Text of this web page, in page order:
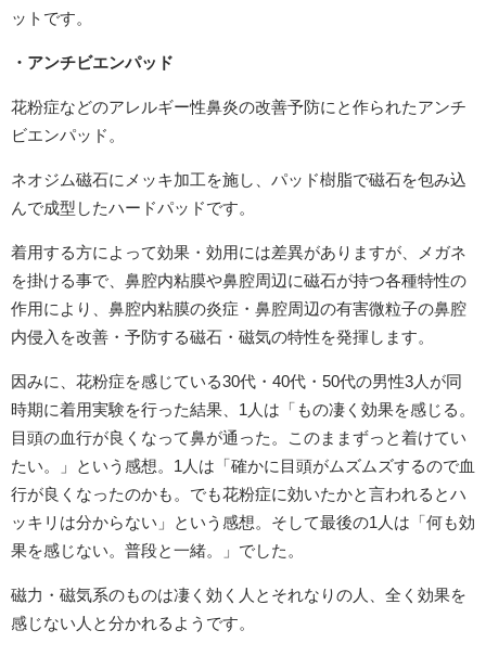
ットです。
・アンチビエンパッド
花粉症などのアレルギー性鼻炎の改善予防にと作られたアンチ
ビエンパッド。
ネオジム磁石にメッキ加工を施し、パッド樹脂で磁石を包み込
んで成型したハードパッドです。
着用する方によって効果・効用には差異がありますが、メガネ
を掛ける事で、鼻腔内粘膜や鼻腔周辺に磁石が持つ各種特性の
作用により、鼻腔内粘膜の炎症・鼻腔周辺の有害微粒子の鼻腔
内侵入を改善・予防する磁石・磁気の特性を発揮します。
因みに、花粉症を感じている30代・40代・50代の男性3人が同
時期に着用実験を行った結果、1人は「もの凄く効果を感じる。
目頭の血行が良くなって鼻が通った。このままずっと着けてい
たい。」という感想。1人は「確かに目頭がムズムズするので血
行が良くなったのかも。でも花粉症に効いたかと言われるとハ
ッキリは分からない」という感想。そして最後の1人は「何も効
果を感じない。普段と一緒。」でした。
磁力・磁気系のものは凄く効く人とそれなりの人、全く効果を
感じない人と分かれるようです。